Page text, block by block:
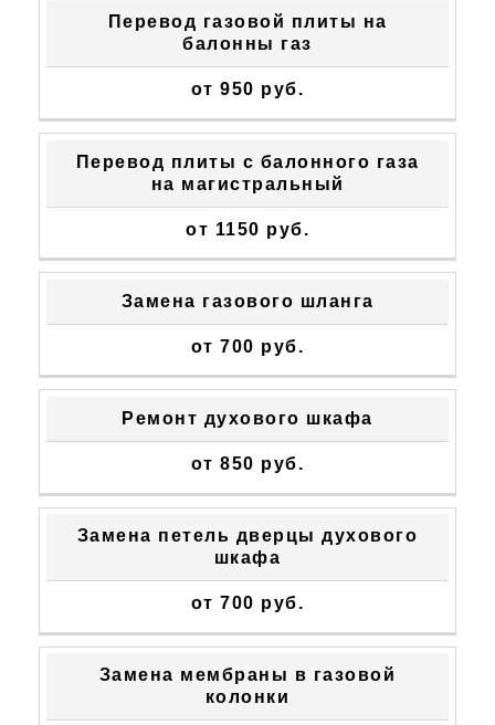
Перевод газовой плиты на
балонны газ
от 950 руб.
Перевод плиты с балонного газа
на магистральный
от 1150 руб.
Замена газового шланга
от 700 руб.
Ремонт духового шкафа
от 850 руб.
Замена петель дверцы духового
шкафа
от 700 руб.
Замена мембраны в газовой
колонки